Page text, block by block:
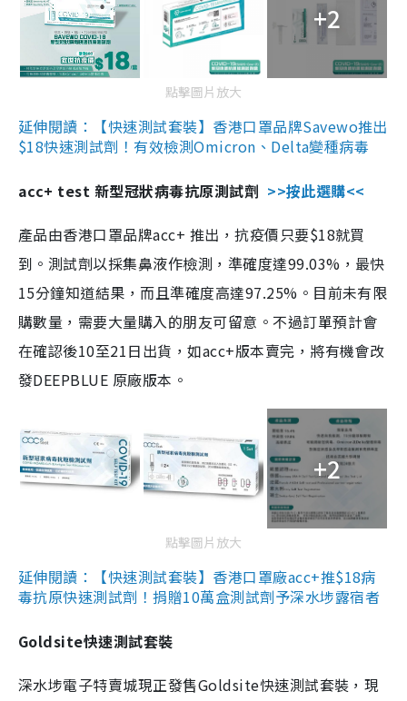
+2
點擊圖片放大
延伸閱讀：【快速測試套裝】香港口罩品牌Savewo推出
$18快速測試劑！有效檢測Omicron、Delta變種病毒
acc+ test 新型冠狀病毒抗原測試劑 >>按此選購<<
產品由香港口罩品牌acc+ 推出，抗疫價只要$18就買
到。測試劑以採集鼻液作檢測，準確度達99.03%，最快
15分鐘知道結果，而且準確度高達97.25%。目前未有限
購數量，需要大量購入的朋友可留意。不過訂單預計會
在確認後10至21日出貨，如acc+版本賣完，將有機會改
發DEEPBLUE 原廠版本。
+2
點擊圖片放大
延伸閱讀：【快速測試套裝】香港口罩廠acc+推$18病
毒抗原快速測試劑！捐贈10萬盒測試劑予深水埗露宿者
Goldsite快速測試套裝
深水埗電子特賣城現正發售Goldsite快速測試套裝，現